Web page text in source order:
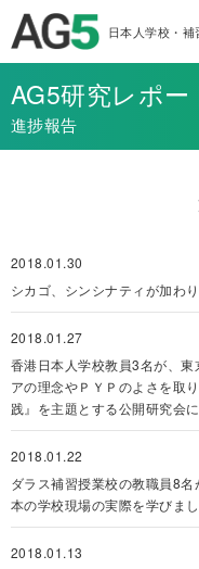
日本人学校・補
AG5研究レポー
進捗報告
2018.01.30
シカゴ、シンシナティが加わ
2018.01.27
香港日本人学校教員3名が、
アの理念やＰＹＰのよさを取
践』を主題とする公開研究会に
2018.01.22
ダラス補習授業校の教職員8
本の学校現場の実際を学びまし
2018.01.13